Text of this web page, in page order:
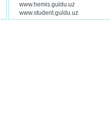
www.hemis.guldu.uz
www.student.guldu.uz